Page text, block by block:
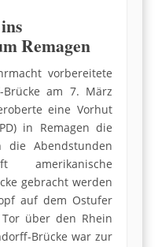
Remagen
vorbereitete
am 7. März
eine Vorhut
in Remagen die
die Abendstunden
gebracht werden
auf dem Ostufer
über den Rhein
Brücke war zur